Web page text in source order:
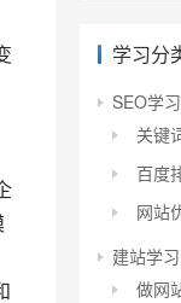
学习分
SEO学习
关键
百度
网站
建站学习
做网